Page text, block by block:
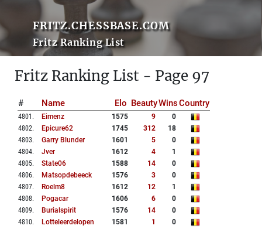
FRITZ.CHESSBASE.COM
Fritz Ranking List
Fritz Ranking List - Page 97
# Name Elo BeautyWinsCountry
4801 . Eimenz 1575 9
0
4802. Epicure62 1745 312
18
4803. Garry Blunder 1601 5
0
4804. Jver 1612 4
1
4805. State06 1588 14
0
4806. Matsopdebeeck 1576 3
0
4807. Roelm8 1612 12
1
4808. Pogacar 1606 6
0
4809. Burialspirit 1576 14
0
4810. Lotteleerdelopen 1581 1
0